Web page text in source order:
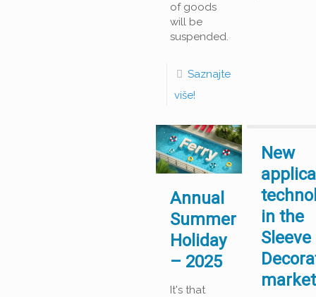
of goods
will be
suspended.
Saznajte
više!
Annual
Summer
Holiday
– 2025
It's that
New
in the
Sleeve
market